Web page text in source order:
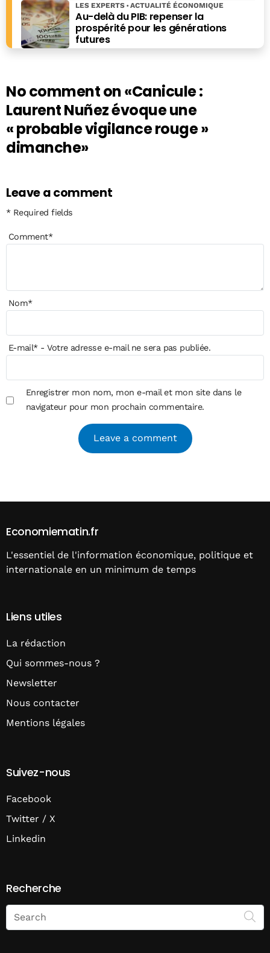
Au-delà du PIB: repenser la
prospérité pour les générations
futures
LES EXPERTS ACTUALITÉ ÉCONOMIQUE
No comment on«Canicule :
Laurent Nuñez évoque une
« probable vigilance rouge »
dimanche»
Leave a comment
* Required fields
Comment*
Nom*
E-mail*- Votre adresse e-mail ne sera pas publiée.
Enregistrer mon nom, mon e-mail et mon site dans le
navigateur pour mon prochain commentaire.
Economiematin.fr
L'essentiel de l'information économique, politique et
internationale en un minimum de temps
Liens utiles
La rédaction
Qui sommes-nous ?
Newsletter
Nous contacter
Mentions légales
Suivez-nous
Facebook
Twitter / X
Linkedin
Recherche
Search
on
Economie